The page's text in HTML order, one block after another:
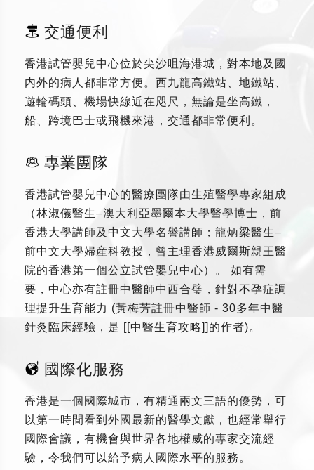
交通便利
香港試管嬰兒中心位於尖沙咀海港城，對本地及國
内外的病人都非常方便。西九龍高鐵站、地鐵站、
遊輪碼頭、機場快線近在咫尺，無論是坐高鐵，
船、跨境巴士或飛機來港，交通都非常便利。
專業團隊
香港試管嬰兒中心的醫療團隊由生殖醫學專家組成
（林淑儀醫生–澳大利亞墨爾本大學醫學博士，前
香港大學講師及中文大學名譽講師；龍炳梁醫生–
前中文大學婦産科教授，曾主理香港威爾斯親王醫
院的香港第一個公立試管嬰兒中心）。 如有需
要，中心亦有註冊中醫師中西合璧，針對不孕症調
理提升生育能力 (黃梅芳註冊中醫師 - 30多年中醫
針灸臨床經驗，是 [[中醫生育攻略]]的作者)。
國際化服務
香港是一個國際城市，有精通兩文三語的優勢，可
以第一時間看到外國最新的醫學文獻，也經常舉行
國際會議，有機會與世界各地權威的專家交流經
驗，令我們可以給予病人國際水平的服務。